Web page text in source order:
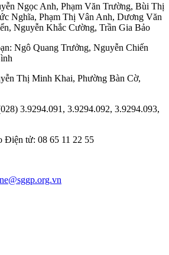
Ngọc Anh, Phạm Văn Trường, Bùi Thị
Nghĩa, Phạm Thị Vân Anh, Dương Văn
, Nguyễn Khắc Cường, Trần Gia Bảo
Ngô Quang Trưởng, Nguyễn Chiến
Thị Minh Khai, Phường Bàn Cờ,
3.9294.091, 3.9294.092, 3.9294.093,
Điện tử: 08 65 11 22 55